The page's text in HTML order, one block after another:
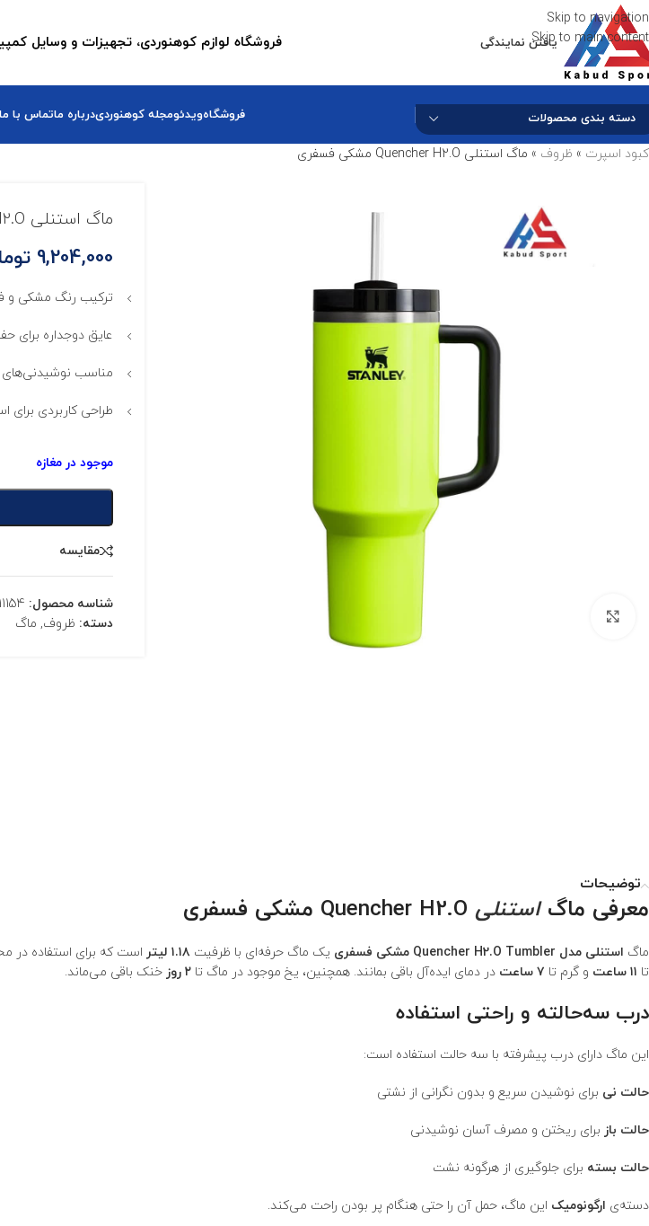
Skip to navigation
Skip to main contentیافتن نمایندگی فروشگاه لوازم کوهنوردی، تجهیزات و وسایل
دسته بندی محصولات فروشگاهویدئومجله کوهنوردیدرباره ماتماس با ما
کبود اسپرت » ظروف » ماگ استنلی Quencher H2.O مشکی فسفری
ماگ استنلی Quencher H2.O مشکی فسفری
9,204,000
ترکیب رنگ مشکی و
عایق دوجداره برای
مناسب نوشیدنی‌های
طراحی کاربردی برای
مقایسه
شناسه محصول:
دسته: ظروف, ماگ
توضیحات
معرفی ماگاستنلی Quencher H2.O مشکی فسفری
ماگ استنلی مدل Quencher H2.O Tumbler مشکی فسفری یک ماگ حرفه‌ای با ظرفیت ۱.۱۸ لیتر است که برای استفاده در
تا ۱۱ ساعت و گرم تا ۷ ساعت در دمای ایده‌آل باقی بمانند. همچنین، یخ موجود در ماگ تا ۲ روز خنک باقی می‌ماند.
درب سه‌حالته و راحتی استفاده
این ماگ دارای درب پیشرفته با سه حالت استفاده است:
حالت نی برای نوشیدن سریع و بدون نگرانی از نشتی
حالت باز برای ریختن و مصرف آسان نوشیدنی
حالت بسته برای جلوگیری از هرگونه نشت
دسته‌ی ارگونومیک این ماگ، حمل آن را حتی هنگام پر بودن راحت می‌کند.